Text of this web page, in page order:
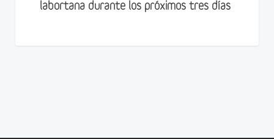
labortana durante los próximos tres días